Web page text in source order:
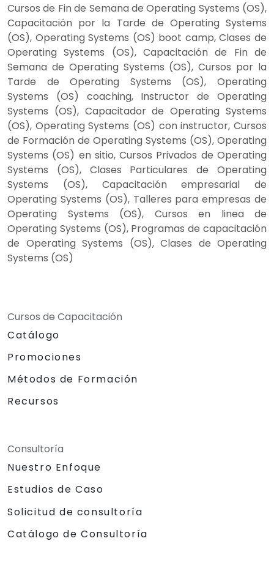
Cursos de Fin de Semana de Operating Systems (OS),
Capacitación por la Tarde de Operating Systems
(OS), Operating Systems (OS) boot camp, Clases de
Operating Systems (OS), Capacitación de Fin de
Semana de Operating Systems (OS), Cursos por la
Tarde de Operating Systems (OS), Operating
Systems (OS) coaching, Instructor de Operating
Systems (OS), Capacitador de Operating Systems
(OS), Operating Systems (OS) con instructor, Cursos
de Formación de Operating Systems (OS), Operating
Systems (OS) en sitio, Cursos Privados de Operating
Systems (OS), Clases Particulares de Operating
Systems (OS), Capacitación empresarial de
Operating Systems (OS), Talleres para empresas de
Operating Systems (OS), Cursos en linea de
Operating Systems (OS), Programas de capacitación
de Operating Systems (OS), Clases de Operating
Systems (OS)
Cursos de Capacitación
Catálogo
Promociones
Métodos de Formación
Recursos
Consultoría
Nuestro Enfoque
Estudios de Caso
Solicitud de consultoría
Catálogo de Consultoría